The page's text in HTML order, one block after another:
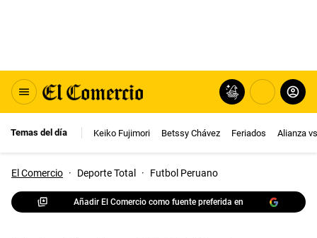
Temas del día Keiko Fujimori Betssy Chávez Feriados Alianza
El Comercio · Deporte Total · Futbol Peruano
Añadir El Comercio como fuente preferida en